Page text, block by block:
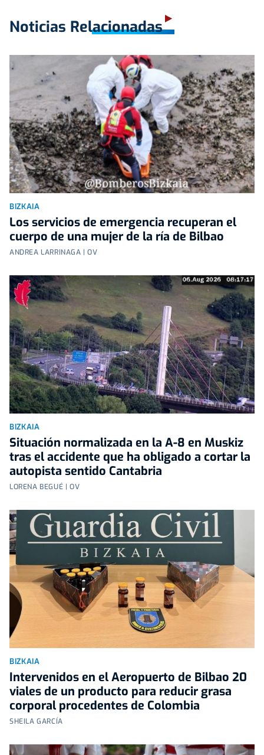
Noticias Relacionadas
BIZKAIA
Los servicios de emergencia recuperan el
cuerpo de una mujer de la ría de Bilbao
ANDREA LARRINAGA | OV
BIZKAIA
Situación normalizada en la A-8 en Muskiz
tras el accidente que ha obligado a cortar la
autopista sentido Cantabria
LORENA BEGUÉ | OV
BIZKAIA
Intervenidos en el Aeropuerto de Bilbao 20
viales de un producto para reducir grasa
corporal procedentes de Colombia
SHEILA GARCÍA